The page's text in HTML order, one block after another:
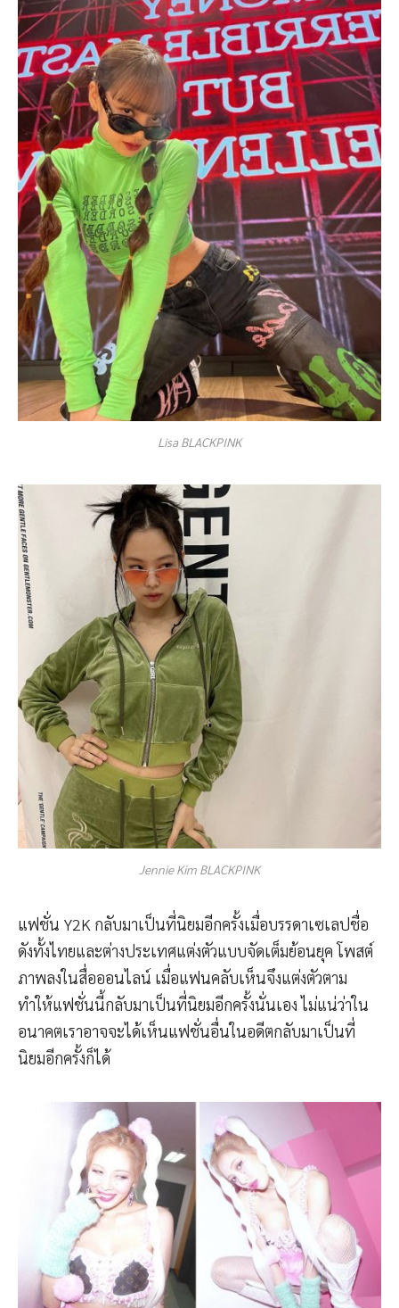
Lisa BLACKPINK
Jennie Kim BLACKPINK
แฟชั่น Y2K กลับมาเป็นที่นิยมอีกครั้งเมื่อบรรดาเซเลปชื่อ
ดังทั้งไทยและต่างประเทศแต่งตัวแบบจัดเต็มย้อนยุค โพสต์
ภาพลงในสื่อออนไลน์ เมื่อแฟนคลับเห็นจึงแต่งตัวตาม
ทำให้แฟชั่นนี้กลับมาเป็นที่นิยมอีกครั้งนั่นเอง ไม่แน่ว่าใน
อนาคตเราอาจจะได้เห็นแฟชั่นอื่นในอดีตกลับมาเป็นที่
นิยมอีกครั้งก็ได้